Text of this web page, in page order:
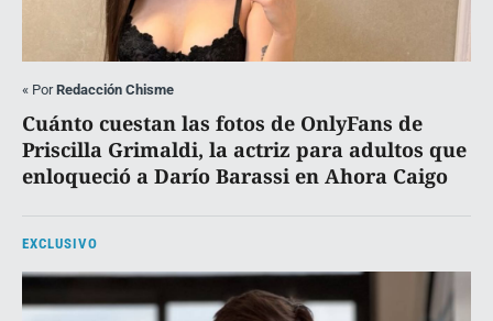
« PorRedacción Chisme
Cuánto cuestan las fotos de OnlyFans de
Priscilla Grimaldi, la actriz para adultos que
enloqueció a Darío Barassi en Ahora Caigo
EXCLUSIVO